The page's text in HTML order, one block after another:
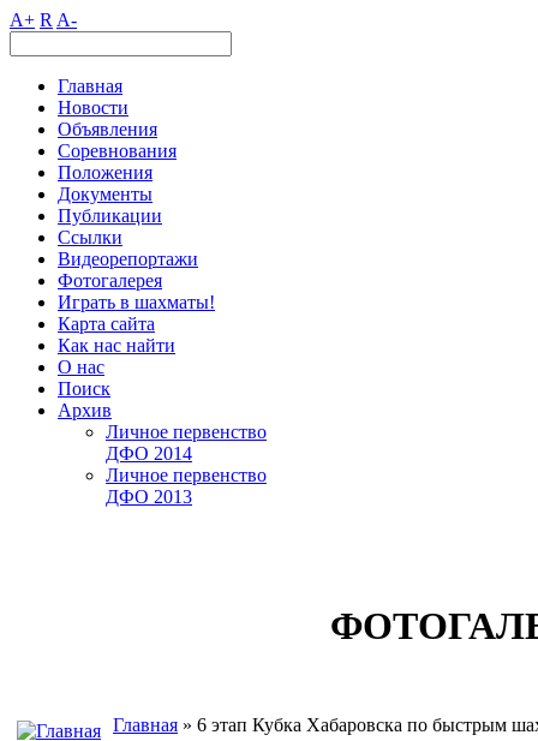
A+ R A-
Главная
Новости
Объявления
Соревнования
Положения
Документы
Публикации
Ссылки
Видеорепортажи
Фотогалерея
Играть в шахматы!
Карта сайта
Как нас найти
О нас
Поиск
Архив
Личное первенство
ДФО 2014
Личное первенство
ДФО 2013
Главная » 6 этап Кубка Хабаровска по быстрым